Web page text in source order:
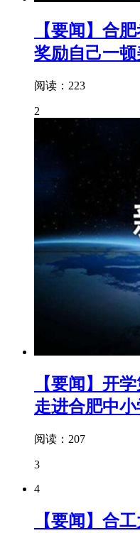
【要闻】合
奖励自己一
阅读：223
2
【要闻】开
走进合肥中小
阅读：207
3
4
【要闻】合